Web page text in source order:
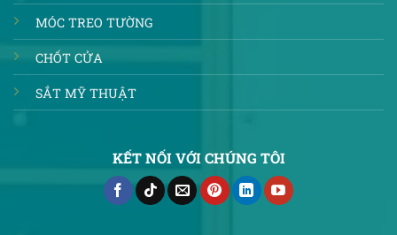
MÓC TREO TƯỜNG
CHỐT CỬA
SẮT MỸ THUẬT
KẾT NỐI VỚI CHÚNG TÔI